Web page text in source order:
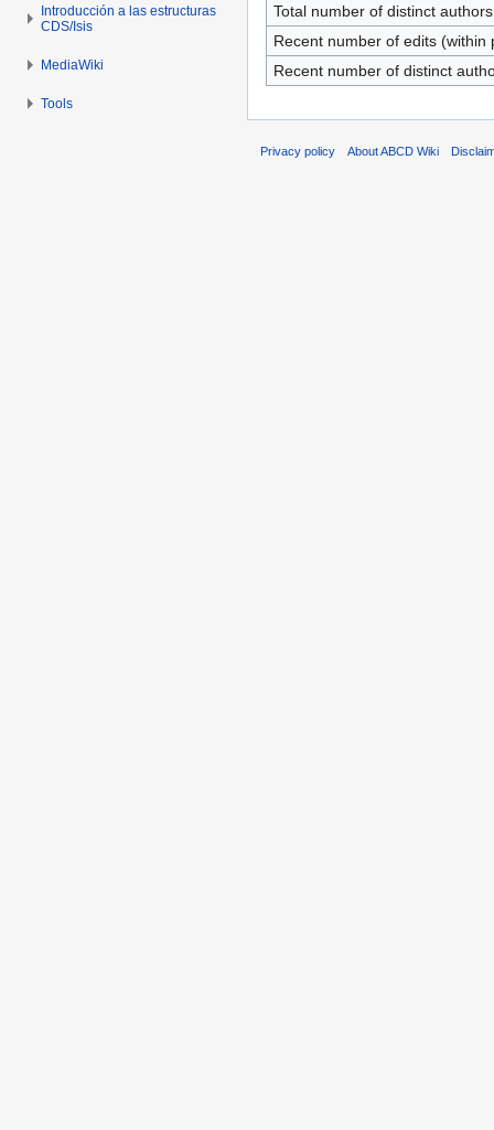
Total number of distinct authors
Recent number of edits (within
Recent number of distinct
Introducción a las estructuras
CDS/Isis
MediaWiki
Tools
Privacy policy About ABCD Wiki